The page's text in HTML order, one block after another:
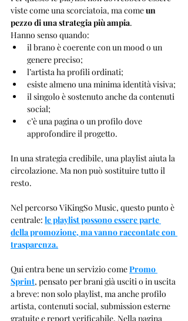
viste come una scorciatoia, ma come un
pezzo di una strategia più ampia.
Hanno senso quando:
il brano è coerente con un mood o un
genere preciso;
l’artista ha profili ordinati;
esiste almeno una minima identità visiva;
il singolo è sostenuto anche da contenuti
social;
c’è una pagina o un profilo dove
approfondire il progetto.
In una strategia credibile, una playlist aiuta la
circolazione. Ma non può sostituire tutto il
resto.
Nel percorso ViKingSo Music, questo punto è
centrale: le playlist possono essere parte
della promozione, ma vanno raccontate con
trasparenza.
Qui entra bene un servizio come Promo
Sprint, pensato per brani già usciti o in uscita
a breve: non solo playlist, ma anche profilo
artista, contenuti social, submission esterne
gratuite e report verificabile. Nella pagina